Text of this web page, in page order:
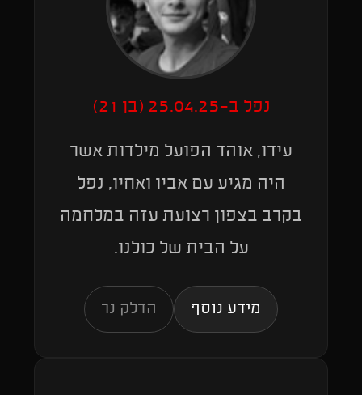
נפל ב-25.04.25 (בן 21)
עידו, אוהד הפועל מילדות אשר
היה מגיע עם אביו ואחיו, נפל
בקרב בצפון רצועת עזה במלחמה
על הבית של כולנו.
מידע נוסף הדלק נר